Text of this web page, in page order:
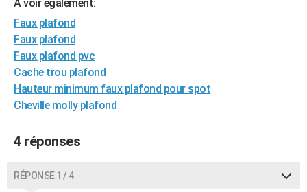
BONS PLANS
CARTE DE VOEUX
Carte de Noël
Carte Bonne année
Carte Saint-Valentin
Carte Pâques
Carte d'anniversaire
DICTIONNAIRE
Dictionnaire
Biographies
Citations
Expressions
Proverbes
PROGRAMME TV
COPAINS D'AVANT
A voir également:
Faux plafond
Faux plafond
Faux plafond pvc
Cache trou plafond
Hauteur minimum faux plafond pour spot
Cheville molly plafond
4 réponses
RÉPONSE 1 / 4